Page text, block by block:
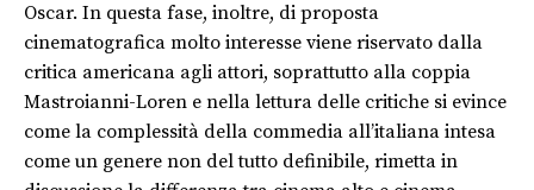
Oscar. In questa fase, inoltre, di proposta
cinematografica molto interesse viene riservato dalla
critica americana agli attori, soprattutto alla coppia
Mastroianni-Loren e nella lettura delle critiche si evince
come la complessità della commedia all’italiana intesa
come un genere non del tutto definibile, rimetta in